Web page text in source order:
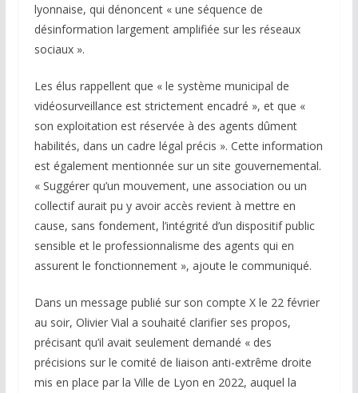
lyonnaise, qui dénoncent « une séquence de
désinformation largement amplifiée sur les réseaux
sociaux ».
Les élus rappellent que « le système municipal de
vidéosurveillance est strictement encadré », et que «
son exploitation est réservée à des agents dûment
habilités, dans un cadre légal précis ». Cette information
est également mentionnée sur un site gouvernemental.
« Suggérer qu’un mouvement, une association ou un
collectif aurait pu y avoir accès revient à mettre en
cause, sans fondement, l’intégrité d’un dispositif public
sensible et le professionnalisme des agents qui en
assurent le fonctionnement », ajoute le communiqué.
Dans un message publié sur son compte X le 22 février
au soir, Olivier Vial a souhaité clarifier ses propos,
précisant qu’il avait seulement demandé « des
précisions sur le comité de liaison anti-extrême droite
mis en place par la Ville de Lyon en 2022, auquel la